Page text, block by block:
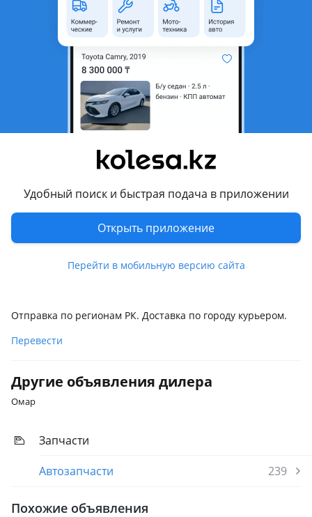
Удобный поиск и быстрая подача в приложении
Открыть приложение
Перейти в мобильную версию сайта
Б/y
Оригинальность
Оригинал
Подходит на авто
Mercedes-Benz SLK 230
Mitsubishi Montero Sport
Комментарий продавца
Привозной шкив. Б/У оригинал.
Гарантия 3 дня на проверку. Обмен только при
Отправка по регионам РК. Доставка по городу курьером.
Перевести
Другие объявления дилера
Омар
Запчасти
Автозапчасти
239
Похожие объявления